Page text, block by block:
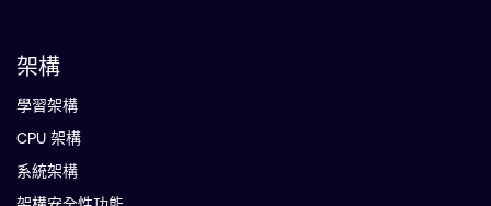
架構
學習架構
CPU 架構
系統架構